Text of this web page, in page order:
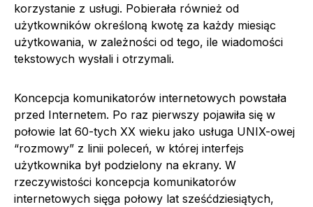
korzystanie z usługi. Pobierała również od
użytkowników określoną kwotę za każdy miesiąc
użytkowania, w zależności od tego, ile wiadomości
tekstowych wysłali i otrzymali.
Koncepcja komunikatorów internetowych powstała
przed Internetem. Po raz pierwszy pojawiła się w
połowie lat 60-tych XX wieku jako usługa UNIX-owej
“rozmowy” z linii poleceń, w której interfejs
użytkownika był podzielony na ekrany. W
rzeczywistości koncepcja komunikatorów
internetowych sięga połowy lat sześćdziesiątych,